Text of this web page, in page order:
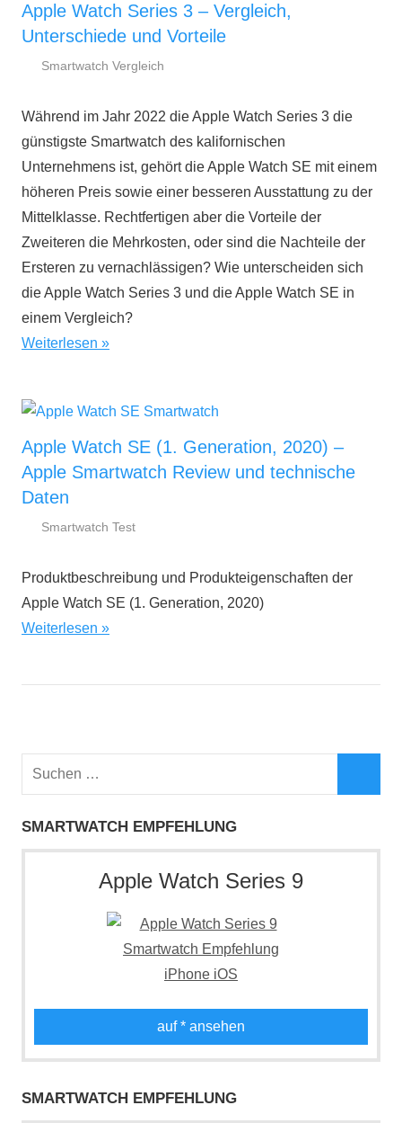
Apple Watch Series 3 – Vergleich,
Unterschiede und Vorteile
Mai
Smartwatch Vergleich
Während im Jahr 2022 die Apple Watch Series 3 die
günstigste Smartwatch des kalifornischen
Unternehmens ist, gehört die Apple Watch SE mit einem
höheren Preis sowie einer besseren Ausstattung zu der
Mittelklasse. Rechtfertigen aber die Vorteile der
Zweiteren die Mehrkosten, oder sind die Nachteile der
Ersteren zu vernachlässigen? Wie unterscheiden sich
die Apple Watch Series 3 und die Apple Watch SE in
einem Vergleich?
Weiterlesen
Apple Watch SE (1. Generation, 2020) –
Apple Smartwatch Review und technische
Daten
April
Smartwatch Test
Produktbeschreibung und Produkteigenschaften der
Apple Watch SE (1. Generation, 2020)
Weiterlesen
Suchen
SMARTWATCH EMPFEHLUNG
Apple Watch Series 9
auf* ansehen
SMARTWATCH EMPFEHLUNG